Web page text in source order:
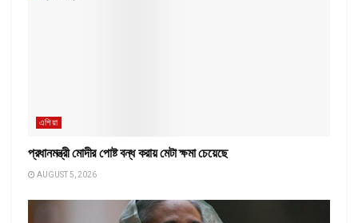
এশিয়া
প্রধানমন্ত্রী মোদীর পোষ্ট বন্ধ করায় মেটা ক্ষমা চেয়েছে
AUGUST 5, 2026